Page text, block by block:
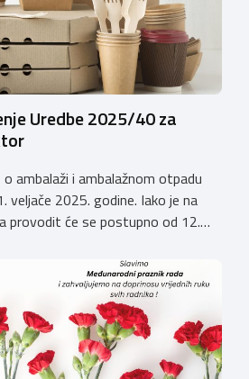
Uredbe 2025/40 za
ambalaži i ambalažnom otpadu
veljače 2025. godine. Iako je na
provodit će se postupno od 12.
zaštite okoliša i zelene
Uredbe te njen utjecaj na
prenosimo u cijelosti: […]